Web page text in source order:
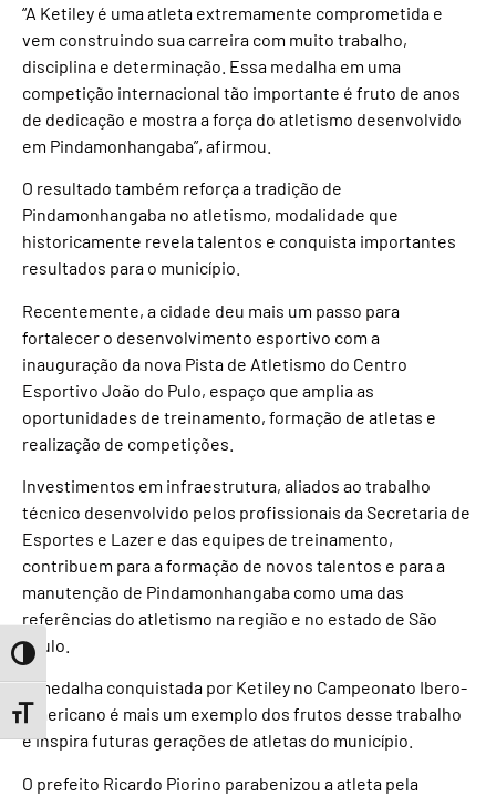
Toggle High Contrast
Toggle Font size
“A Ketiley é uma atleta extremamente comprometida e
vem construindo sua carreira com muito trabalho,
disciplina e determinação. Essa medalha em uma
competição internacional tão importante é fruto de anos
de dedicação e mostra a força do atletismo desenvolvido
em Pindamonhangaba”, afirmou.
O resultado também reforça a tradição de
Pindamonhangaba no atletismo, modalidade que
historicamente revela talentos e conquista importantes
resultados para o município.
Recentemente, a cidade deu mais um passo para
fortalecer o desenvolvimento esportivo com a
inauguração da nova Pista de Atletismo do Centro
Esportivo João do Pulo, espaço que amplia as
oportunidades de treinamento, formação de atletas e
realização de competições.
Investimentos em infraestrutura, aliados ao trabalho
técnico desenvolvido pelos profissionais da Secretaria de
Esportes e Lazer e das equipes de treinamento,
contribuem para a formação de novos talentos e para a
manutenção de Pindamonhangaba como uma das
referências do atletismo na região e no estado de São
Paulo.
A medalha conquistada por Ketiley no Campeonato Ibero-
Americano é mais um exemplo dos frutos desse trabalho
e inspira futuras gerações de atletas do município.
O prefeito Ricardo Piorino parabenizou a atleta pela